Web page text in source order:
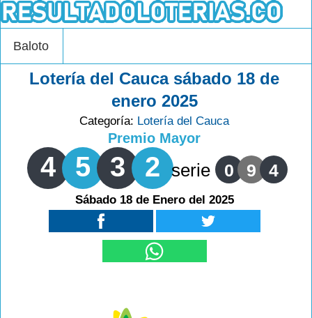
Baloto
Lotería del Cauca sábado 18 de
enero 2025
Categoría: Lotería del Cauca
Premio Mayor
4 5 3 2 serie 0 9 4
Sábado 18 de Enero del 2025